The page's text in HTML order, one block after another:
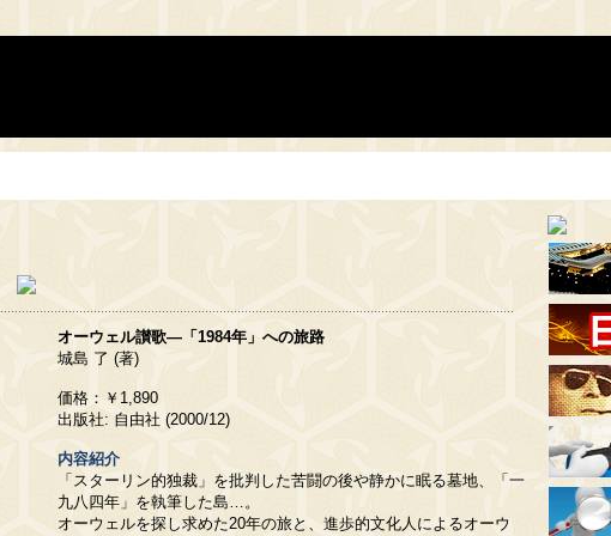
オーウェル讃歌―「1984年」への旅路
城島 了 (著)
価格：￥1,890
出版社: 自由社 (2000/12)
内容紹介
「スターリン的独裁」を批判した苦闘の後や静かに眠る墓地、「一
九八四年」を執筆した島…。
オーウェルを探し求めた20年の旅と、進歩的文化人によるオーウ